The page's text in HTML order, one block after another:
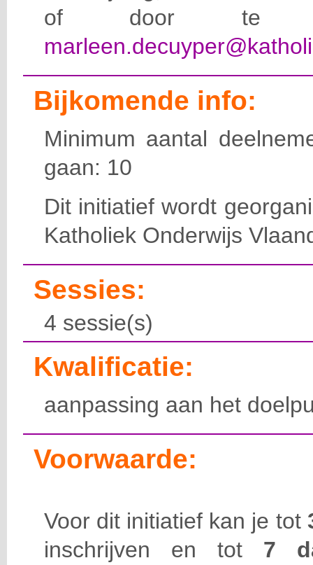
of door te e-
Bijkomende info:
Minimum aantal
gaan: 10
Dit initiatief wordt
Katholiek Onderwijs
Sessies:
4 sessie(s)
Kwalificatie:
aanpassing aan het
Voorwaarde:
Voor dit initiatief kan je tot
inschrijven en tot 7